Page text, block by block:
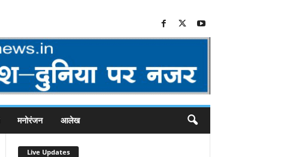
मनोरंजन आलेख
Live Updates